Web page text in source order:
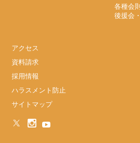
各種会
後援会
アクセス
資料請求
採用情報
ハラスメント防止
サイトマップ